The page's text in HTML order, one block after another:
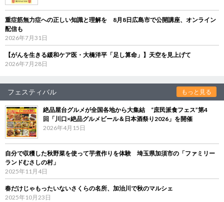
重症筋無力症への正しい知識と理解を 8月8日広島市で公開講座、オンライン
配信も
2026年7月31日
【がんを生きる緩和ケア医・大橋洋平「足し算命」】天空を見上げて
2026年7月28日
フェスティバル もっと見る
絶品屋台グルメが全国各地から大集結 “庶民派食フェス”第4
回「川口×絶品グルメビール＆日本酒祭り2026」を開催
2026年4月15日
自分で収穫した秋野菜を使って芋煮作りを体験 埼玉県加須市の「ファミリー
ランドむさしの村」
2025年11月4日
春だけじゃもったいないさくらの名所、加治川で秋のマルシェ
2025年10月23日